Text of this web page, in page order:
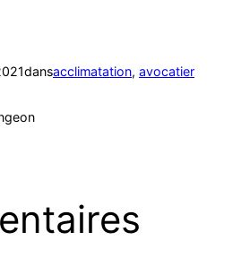
dansacclimatation, avocatier